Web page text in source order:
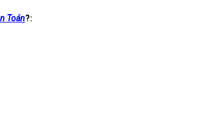
Toán?: